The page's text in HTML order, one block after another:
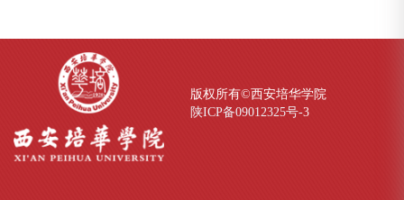
版权所有©西安培华学院
陕ICP备09012325号-3